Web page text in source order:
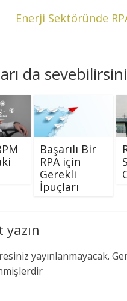
Enerji Sektöründe
da
Başarılı Bir
RPA için
Gerekli
İpuçları
yazın
yayınlanmayacak.